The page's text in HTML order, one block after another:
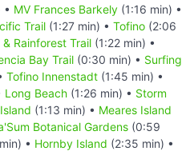
• MV Frances Barkely (1:16 min) •
Trail (1:27 min) • Tofino (2:06
Rainforest Trail (1:22 min) •
Bay Trail (0:30 min) • Surfing
Tofino Innenstadt (1:45 min) •
Long Beach (1:26 min) • Storm
(1:13 min) • Meares Island
Botanical Gardens (0:59
• Hornby Island (2:35 min) •